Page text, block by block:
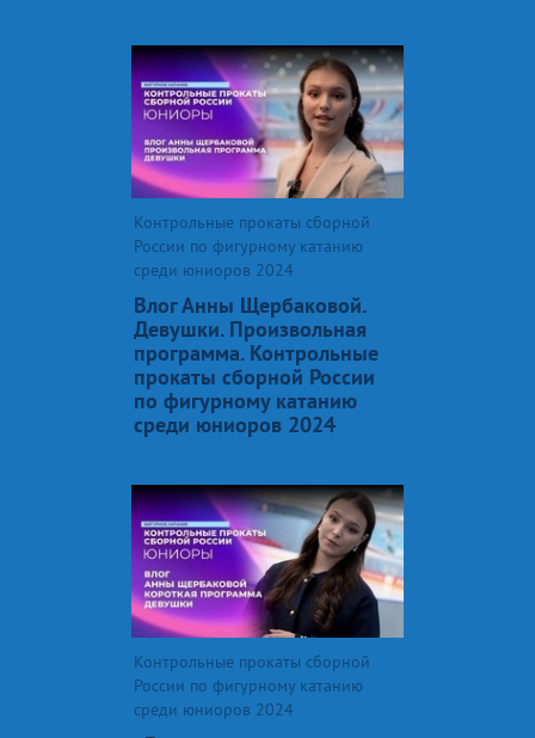
Контрольные прокаты сборной
России по фигурному катанию
среди юниоров 2024
Влог Анны Щербаковой.
Девушки. Произвольная
программа. Контрольные
прокаты сборной России
по фигурному катанию
среди юниоров 2024
Контрольные прокаты сборной
России по фигурному катанию
среди юниоров 2024